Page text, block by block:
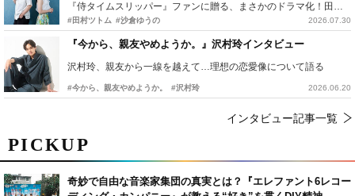
PICKUP
奇妙で自由な音楽家集団の真実とは？『エレファント6レコー
『侍タイムスリッパー』ファンに贈る、まさかのドラマ化！田村ツトム×沙倉ゆうのが語る『心配無用ノ介』撮影秘話
#田村ツトム #沙倉ゆうの 2026.07.30
『今から、親友やめようか。』沢村玲インタビュー
沢村玲、親友から一線を越えて…理想の恋愛像について語る
#今から、親友やめようか。 #沢村玲 2026.06.20
インタビュー記事一覧